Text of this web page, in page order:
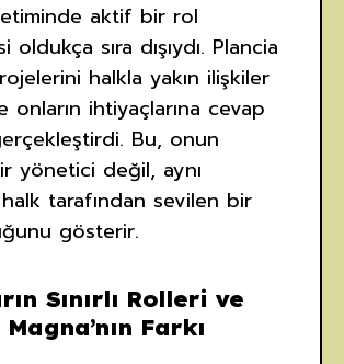
aktif bir rol
oldukça sıra dışıydı. Plancia
halkla yakın ilişkiler
onların ihtiyaçlarına cevap
Bu, onun
yönetici değil, aynı
tarafından sevilen bir
gösterir.
Sınırlı Rolleri ve
Farkı